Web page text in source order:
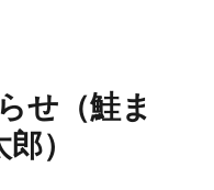
せ（鮭ま
）